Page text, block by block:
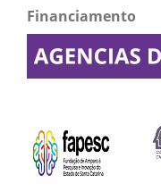
Financiamento